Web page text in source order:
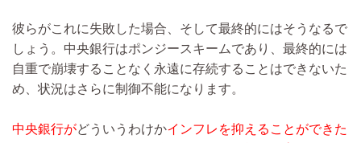
彼らがこれに失敗した場合、そして最終的にはそうなるで
しょう。中央銀行はポンジースキームであり、最終的には
自重で崩壊することなく永遠に存続することはできないた
め、状況はさらに制御不能になります。
中央銀行がどういうわけかインフレを抑えることができた